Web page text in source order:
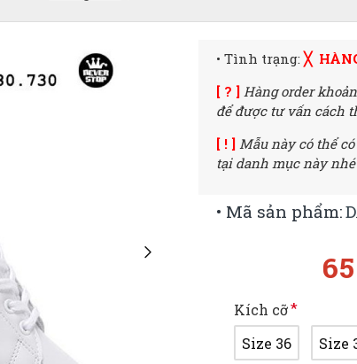
• Mã sản phẩm:
Kích cỡ
Size 36
Size
• Tình trạng:╳
[ ? ] Hàng order
để được tư vấn cách
[ ! ] Mẫu này có thể
tại danh mục này